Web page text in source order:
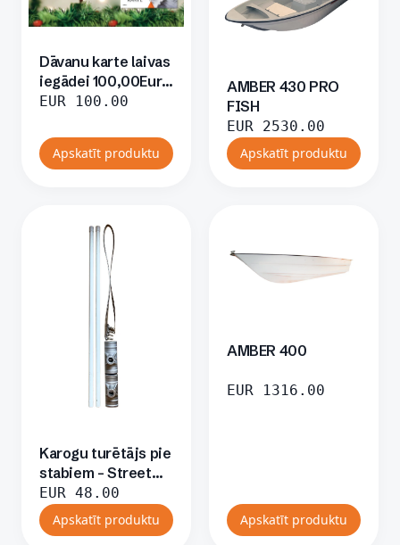
Dāvanu karte laivas
iegādei 100,00Eur
apmērā
EUR 100.00
Apskatīt produktu
AMBER 430 PRO
FISH
EUR 2530.00
Apskatīt produktu
Karogu turētājs pie
stabiem – Street
Baner
EUR 48.00
Apskatīt produktu
AMBER 400
EUR 1316.00
Apskatīt produktu